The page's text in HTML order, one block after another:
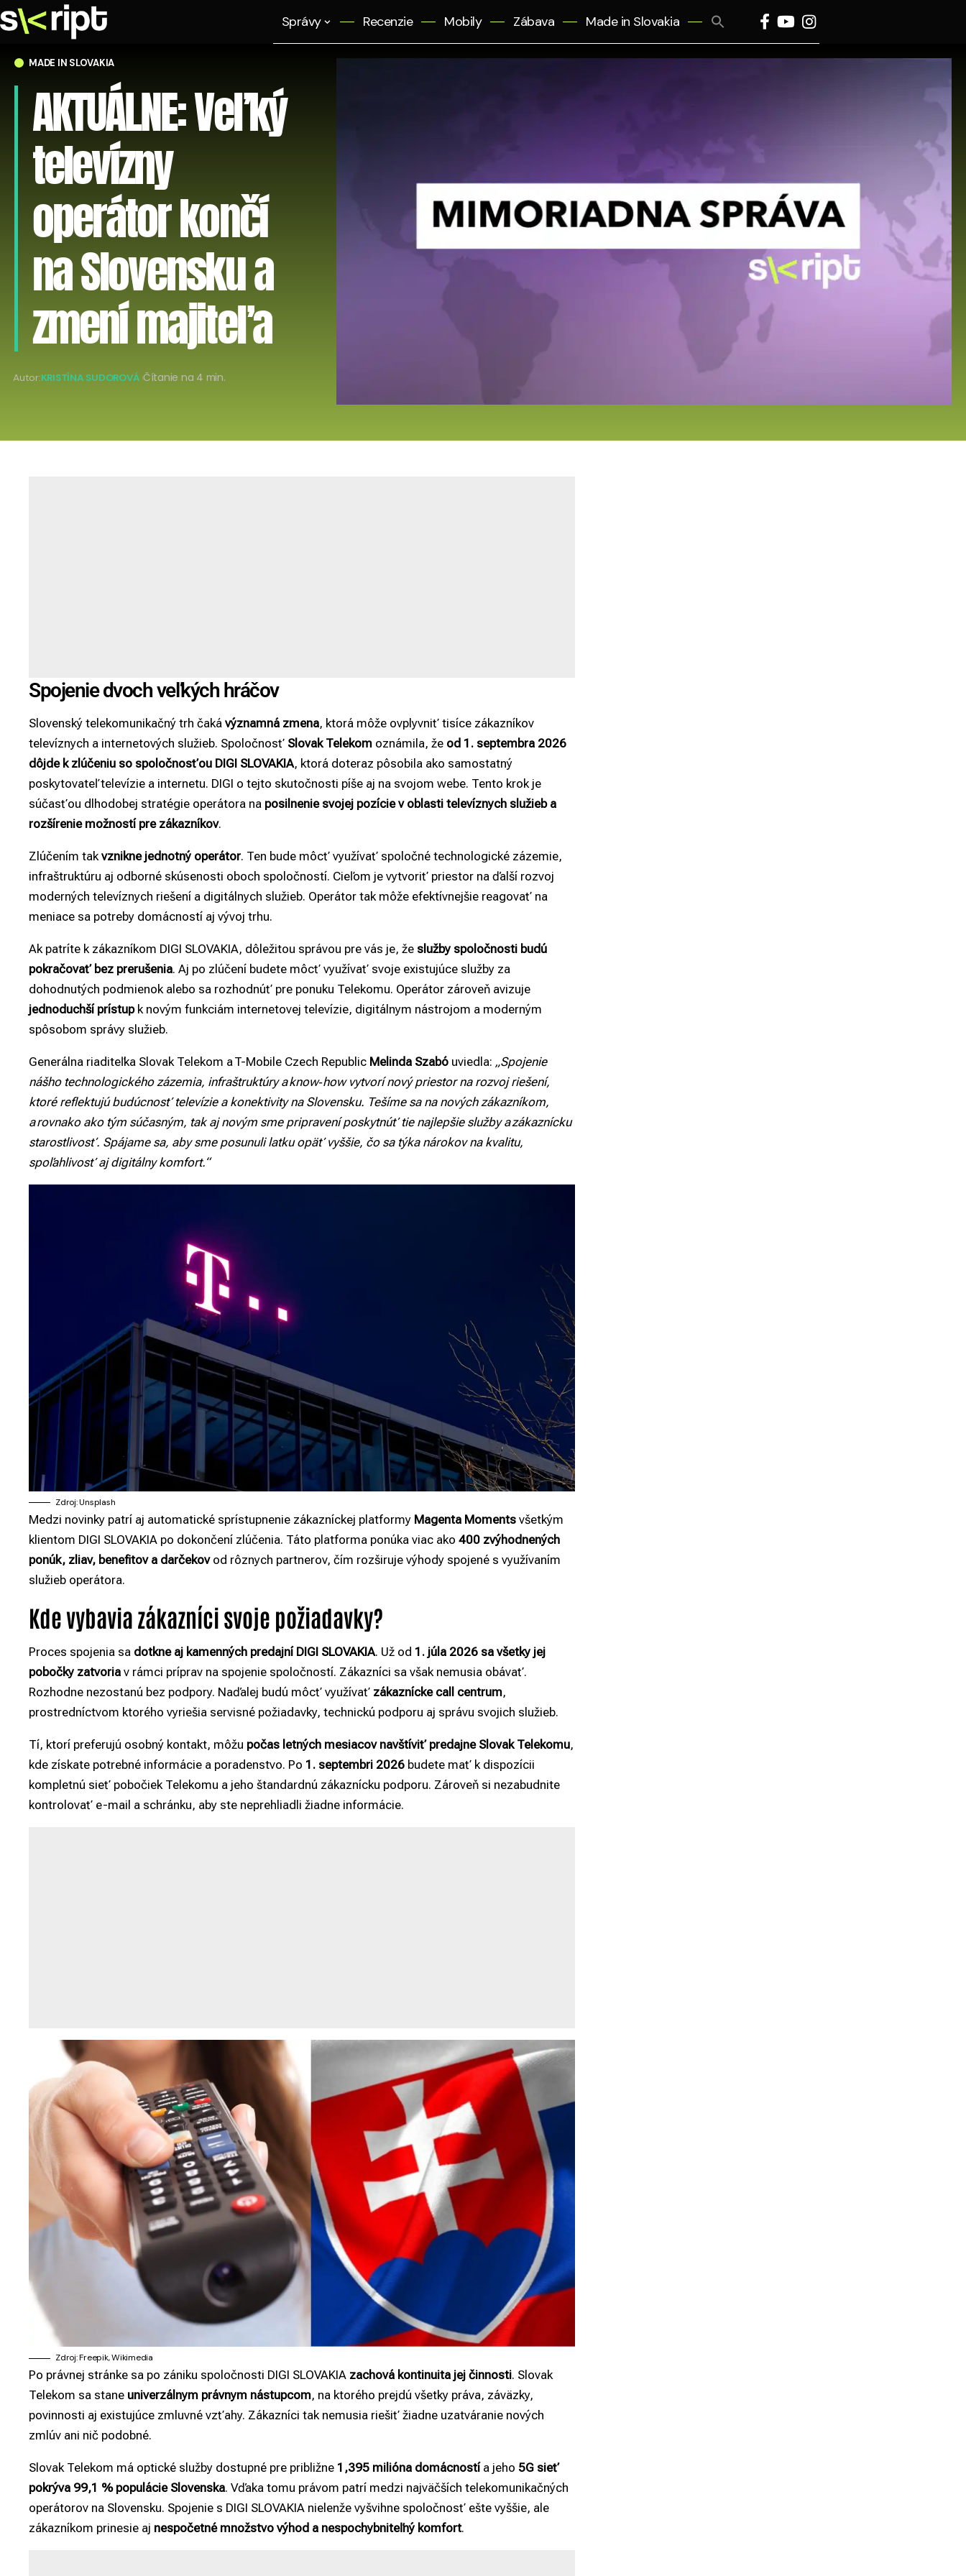
Správy Recenzie Mobily Zábava Made in Slovakia
Search
MADE IN SLOVAKIA
AKTUÁLNE: Veľký
televízny
operátor končí
na Slovensku a
zmení majiteľa
Autor:KRISTÍNA SUDOROVÁ Čítanie na 4 min.
Spojenie dvoch veľkých hráčov
Slovenský telekomunikačný trh čaká významná zmena, ktorá môže ovplyvniť tisíce zákazníkov
televíznych a internetových služieb. Spoločnosť Slovak Telekom oznámila, že od 1. septembra 2026
dôjde k zlúčeniu so spoločnosťou DIGI SLOVAKIA, ktorá doteraz pôsobila ako samostatný
poskytovateľ televízie a internetu. DIGI o tejto skutočnosti píše aj na svojom webe. Tento krok je
súčasťou dlhodobej stratégie operátora na posilnenie svojej pozície v oblasti televíznych služieb a
rozšírenie možností pre zákazníkov.
Zlúčením takvznikne jednotný operátor. Ten bude môcť využívať spoločné technologické zázemie,
infraštruktúru aj odborné skúsenosti oboch spoločností. Cieľom je vytvoriť priestor na ďalší rozvoj
moderných televíznych riešení a digitálnych služieb. Operátor tak môže efektívnejšie reagovať na
meniace sa potreby domácností aj vývoj trhu.
Ak patríte k zákazníkom DIGI SLOVAKIA, dôležitou správou pre vás je, že služby spoločnosti budú
pokračovať bez prerušenia. Aj po zlúčení budete môcť využívať svoje existujúce služby za
dohodnutých podmienok alebo sa rozhodnúť pre ponuku Telekomu. Operátor zároveň avizuje
jednoduchší prístupk novým funkciám internetovej televízie, digitálnym nástrojom a moderným
spôsobom správy služieb.
Generálna riaditeľka Slovak Telekom a T-Mobile Czech Republic Melinda Szabó uviedla: „Spojenie
nášho technologického zázemia, infraštruktúry a know‑how vytvorí nový priestor na rozvoj riešení,
ktoré reflektujú budúcnosť televízie a konektivity na Slovensku. Tešíme sa na nových zákazníkom,
a rovnako ako tým súčasným, tak aj novým sme pripravení poskytnúť tie najlepšie služby a zákaznícku
starostlivosť. Spájame sa, aby sme posunuli latku opäť vyššie, čo sa týka nárokov na kvalitu,
spoľahlivosť aj digitálny komfort.“
Zdroj: Unsplash
Medzi novinky patrí aj automatické sprístupnenie zákazníckej platformy Magenta Moments všetkým
klientom DIGI SLOVAKIA po dokončení zlúčenia. Táto platforma ponúka viac ako 400 zvýhodnených
ponúk, zliav, benefitov a darčekovod rôznych partnerov, čím rozširuje výhody spojené s využívaním
služieb operátora.
Kde vybavia zákazníci svoje požiadavky?
Proces spojenia sa dotkne aj kamenných predajní DIGI SLOVAKIA. Už od 1. júla 2026 sa všetky jej
pobočky zatvoria v rámci príprav na spojenie spoločností. Zákazníci sa však nemusia obávať.
Rozhodne nezostanú bez podpory. Naďalej budú môcť využívať zákaznícke call centrum,
prostredníctvom ktorého vyriešia servisné požiadavky, technickú podporu aj správu svojich služieb.
Tí, ktorí preferujú osobný kontakt, môžu počas letných mesiacov navštíviť predajne Slovak Telekomu,
kde získate potrebné informácie a poradenstvo. Po 1. septembri 2026 budete mať k dispozícii
kompletnú sieť pobočiek Telekomu a jeho štandardnú zákaznícku podporu. Zároveň si nezabudnite
kontrolovať e-mail a schránku, aby ste neprehliadli žiadne informácie.
Zdroj: Freepik, Wikimedia
Po právnej stránke sa po zániku spoločnosti DIGI SLOVAKIA zachová kontinuita jej činnosti. Slovak
Telekom sa stane univerzálnym právnym nástupcom, na ktorého prejdú všetky práva, záväzky,
povinnosti aj existujúce zmluvné vzťahy. Zákazníci tak nemusia riešiť žiadne uzatváranie nových
zmlúv ani nič podobné.
Slovak Telekom má optické služby dostupné pre približne 1,395 milióna domácnostía jeho 5G sieť
pokrýva 99,1 % populácie Slovenska. Vďaka tomu právom patrí medzi najväčších telekomunikačných
operátorov na Slovensku. Spojenie s DIGI SLOVAKIA nielenže vyšvihne spoločnosť ešte vyššie, ale
zákazníkom prinesie aj nespočetné množstvo výhod a nespochybniteľný komfort.